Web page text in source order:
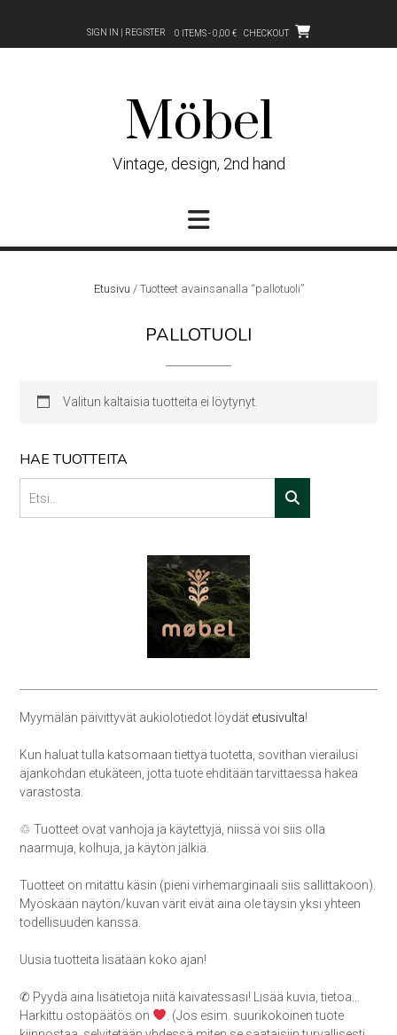
content
SIGN IN | REGISTER 0 ITEMS - 0,00 € CHECKOUT
Möbel
Vintage, design, 2nd hand
Etusivu / Tuotteet avainsanalla “pallotuoli”
PALLOTUOLI
Valitun kaltaisia tuotteita ei löytynyt.
HAE TUOTTEITA
Myymälän päivittyvät aukiolotiedot löydät etusivulta!
Kun haluat tulla katsomaan tiettyä tuotetta, sovithan vierailusi
ajankohdan etukäteen, jotta tuote ehditään tarvittaessa hakea
varastosta.
♲ Tuotteet ovat vanhoja ja käytettyjä, niissä voi siis olla
naarmuja, kolhuja, ja käytön jälkiä.
Tuotteet on mitattu käsin (pieni virhemarginaali siis sallittakoon).
Myöskään näytön/kuvan värit eivät aina ole täysin yksi yhteen
todellisuuden kanssa.
Uusia tuotteita lisätään koko ajan!
✆ Pyydä aina lisätietoja niitä kaivatessasi! Lisää kuvia, tietoa…
Harkittu ostopäätös on
. (Jos esim. suurikokoinen tuote